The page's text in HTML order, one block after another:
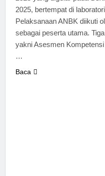
2025, bertempat di
Pelaksanaan ANBK diikuti
sebagai peserta utama.
yakni Asesmen
…
Baca